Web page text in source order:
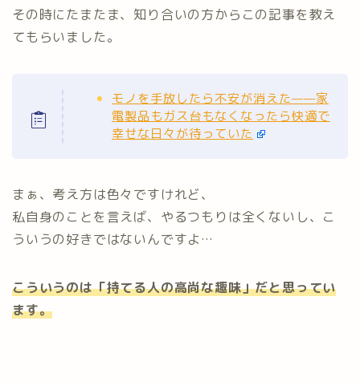
その時にたまたま、知り合いの方からこの記事を教え
てもらいました。
モノを手放したら不安が消えた——家
電製品もガス台もなくなったら快適で
幸せな日々が待っていた
まぁ、考え方は色々ですけれど、
私自身のことを言えば、やるつもりは全くないし、こ
ういうの好きではないんですよ…
こういうのは「持てる人の高尚な趣味」だと思ってい
ます。